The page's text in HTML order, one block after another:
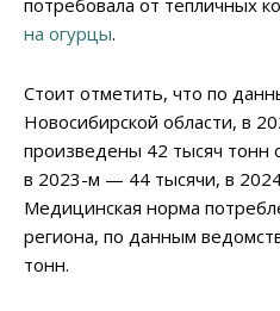
потребовала от тепличных
на огурцы.
Стоит отметить, что по
Новосибирской области, в
произведены 42 тысяч тонн
в 2023-м — 44 тысячи, в
Медицинская норма
региона, по данным
тонн.